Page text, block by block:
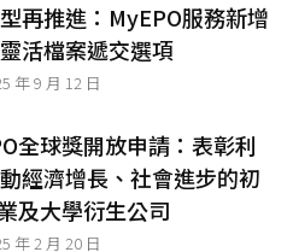
再推進：MyEPO服務新增
活檔案遞交選項
年 9 月 12 日
全球獎開放申請：表彰利
經濟增長、社會進步的初
及大學衍生公司
年 2 月 20 日